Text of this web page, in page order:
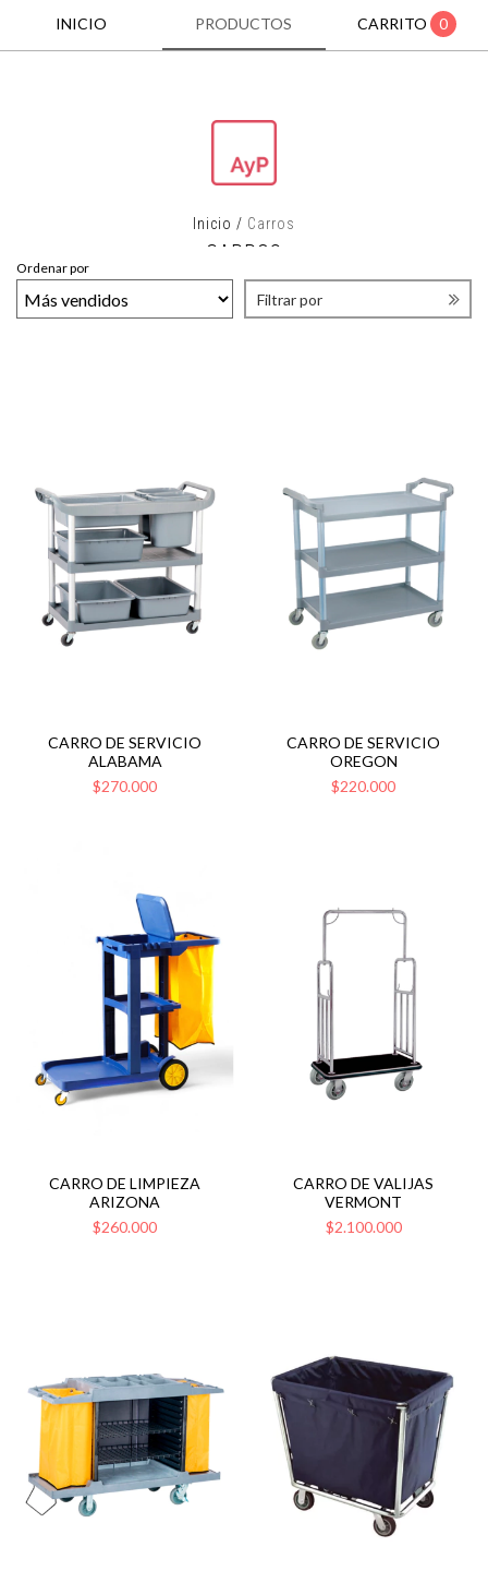
INICIO PRODUCTOS CARRITO 0
Inicio / Carros
CARROS
Ordenar por
Filtrar por
CARRO DE SERVICIO
ALABAMA
$270.000
CARRO DE SERVICIO
OREGON
$220.000
CARRO DE LIMPIEZA
ARIZONA
$260.000
CARRO DE VALIJAS
VERMONT
$2.100.000